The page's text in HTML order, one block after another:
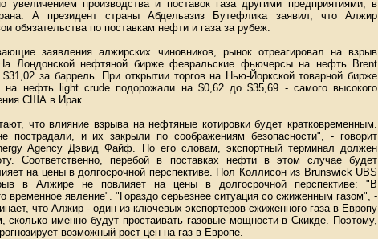
увеличением производства и поставок газа другими предприятиями, в
А президент страны Абдельазиз Бутефлика заявил, что Алжир
обязательства по поставкам нефти и газа за рубеж.
заявления алжирских чиновников, рынок отреагировал на взрыв
Лондонской нефтяной бирже февральские фьючерсы на нефть Brent
за баррель. При открытии торгов на Нью-Йоркской товарной бирже
нефть light crude подорожали на $0,62 до $35,69 - самого высокого
США в Ирак.
что влияние взрыва на нефтяные котировки будет кратковременным.
и их закрыли по соображениям безопасности", - говорит
Agency Дэвид Файф. По его словам, экспортный терминал должен
Соответственно, перебой в поставках нефти в этом случае будет
на цены в долгосрочной перспективе. Пол Коллисон из Brunswick UBS
в Алжире не повлияет на цены в долгосрочной перспективе: "В
временное явление". "Гораздо серьезнее ситуация со сжиженным газом", -
что Алжир - один из ключевых экспортеров сжиженного газа в Европу
сколько именно будут простаивать газовые мощности в Скикде. Поэтому,
возможный рост цен на газ в Европе.